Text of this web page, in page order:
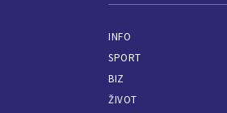
INFO
SPORT
BIZ
ŽIVOT